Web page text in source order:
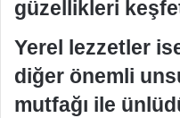
güzellikleri
Yerel lezzetler
diğer önemli
mutfağı ile